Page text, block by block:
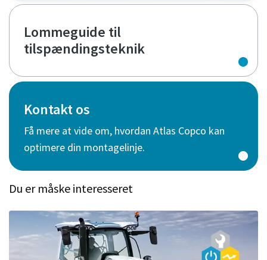
Lommeguide til
tilspændingsteknik
Kontakt os
Få mere at vide om, hvordan Atlas Copco kan
optimere din montagelinje.
Du er måske interesseret